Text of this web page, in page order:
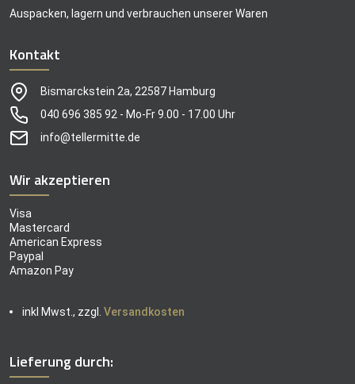
Auspacken, lagern und verbrauchen unserer Waren
Kontakt
Bismarckstein 2a, 22587 Hamburg
040 696 385 92 - Mo-Fr 9.00 - 17.00 Uhr
info@tellermitte.de
Wir akzeptieren
Visa
Mastercard
American Express
Paypal
Amazon Pay
inkl Mwst., zzgl. Versandkosten
Lieferung durch: